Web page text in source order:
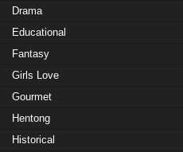
Drama
Educational
Fantasy
Girls Love
Gourmet
Hentong
Historical